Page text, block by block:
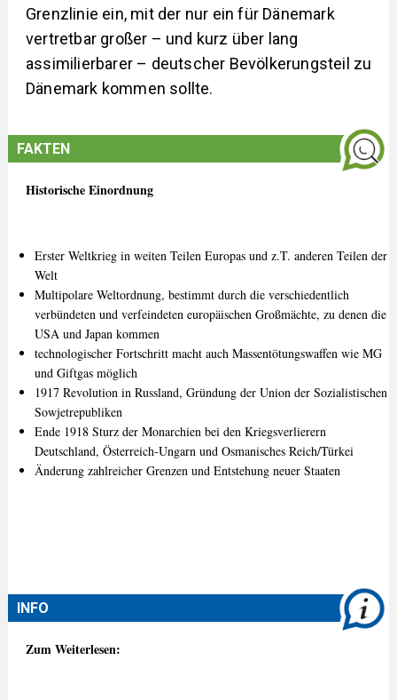
Grenzlinie ein, mit der nur ein für Dänemark
vertretbar großer – und kurz über lang
assimilierbarer – deutscher Bevölkerungsteil zu
Dänemark kommen sollte.
FAKTEN
Historische Einordnung
Erster Weltkrieg in weiten Teilen Europas und z.T. anderen Teilen der
Welt
Multipolare Weltordnung, bestimmt durch die verschiedentlich
verbündeten und verfeindeten europäischen Großmächte, zu denen die
USA und Japan kommen
technologischer Fortschritt macht auch Massentötungswaffen wie MG
und Giftgas möglich
1917 Revolution in Russland, Gründung der Union der Sozialistischen
Sowjetrepubliken
Ende 1918 Sturz der Monarchien bei den Kriegsverlierern
Deutschland, Österreich-Ungarn und Osmanisches Reich/Türkei
Änderung zahlreicher Grenzen und Entstehung neuer Staaten
INFO
Zum Weiterlesen: